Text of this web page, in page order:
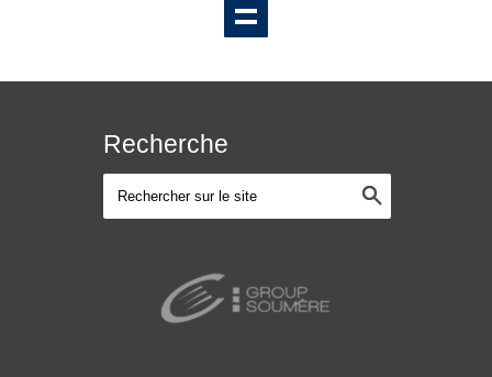
Recherche